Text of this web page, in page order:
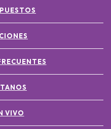
VIVO